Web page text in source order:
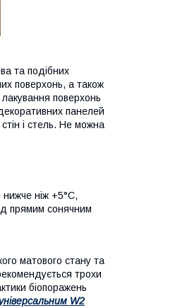
та подібних
поверхонь, а також
поверхонь
панелей
і стель. Не можна
ніж +5°C,
прямим сонячним
матового стану та
трохи
біопоражень
W2